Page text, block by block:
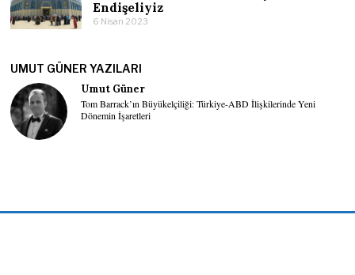
Endişeliyiz
6 Nisan 2023
UMUT GÜNER YAZILARI
Umut Güner
Tom Barrack’ın Büyükelçiliği: Türkiye-ABD İlişkilerinde Yeni
Dönemin İşaretleri